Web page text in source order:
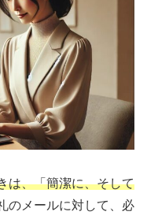
は、「簡潔に、そして
のメールに対して、必